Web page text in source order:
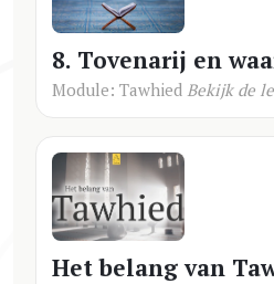
8. Tovenarij en
Module: Tawhied Bekijk de
Het belang van